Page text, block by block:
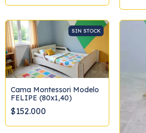
SIN STOCK
Cama Montessori Modelo
FELIPE (80x1,40)
$152.000